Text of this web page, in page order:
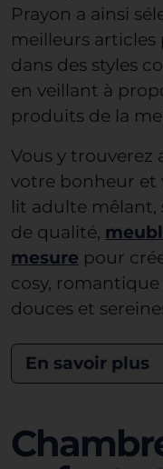
Prayon a ainsi
meilleurs
dans des styles
en veillant à
produits de la
Vous y trouverez
votre bonheur et
lit adulte mêlant,
de qualité,
mesure pour
cosy,
douces et
En savoir plus